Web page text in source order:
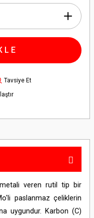
Tavsiye Et
veren rutil tip bir
paslanmaz çeliklerin
uygundur. Karbon (C)